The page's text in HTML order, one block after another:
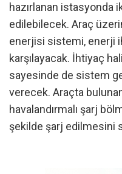
hazırlanan istasyonda
edilebilecek. Araç
enerjisi sistemi, enerji
karşılayacak. İhtiyaç
sayesinde de sistem
verecek. Araçta
havalandırmalı şarj
şekilde şarj edilmesini